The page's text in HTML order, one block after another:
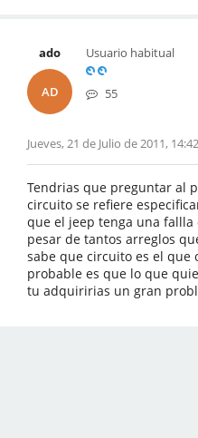
ado
AD
Usuario habitual
55
Jueves, 21 de Julio de 2011,
Tendrias que preguntar al
circuito se refiere
que el jeep tenga una
pesar de tantos arreglos
sabe que circuito es el que
probable es que lo que
tu adquiririas un gran